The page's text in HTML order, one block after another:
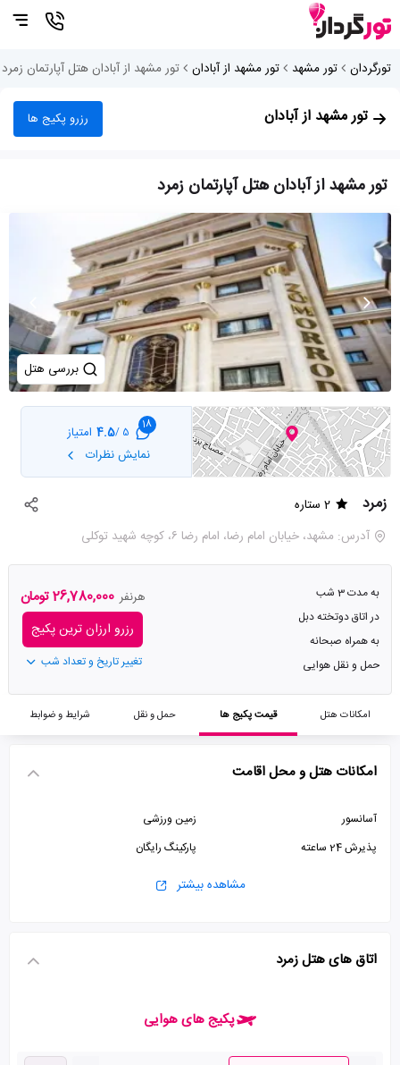
تورگردان تور مشهد تور مشهد از آبادان تور مشهد از آبادان هتل آپارتمان زمرد
تور مشهد از آبادان رزرو پکیج ها
تور مشهد از آبادان هتل آپارتمان زمرد
بررسی هتل
18
5 /
4.5 امتیاز
نمایش نظرات
زمرد
2 ستاره
آدرس: مشهد، خیابان امام رضا، امام رضا ۶، کوچه شهید توکلی
به مدت 3 شب
در اتاق دوتخته دبل
به همراه صبحانه
حمل و نقل هوایی
هرنفر 26,780,000 تومان
رزرو ارزان ترین پکیج
تغییر تاریخ و تعداد شب
امکانات هتل قیمت پکیج ها حمل و نقل شرایط و ضوابط
امکانات هتل و محل اقامت
آسانسور
زمین ورزشی
پذیرش 24 ساعته
پارکینگ رایگان
مشاهده بیشتر
اتاق های هتل زمرد
پکیج های هوایی